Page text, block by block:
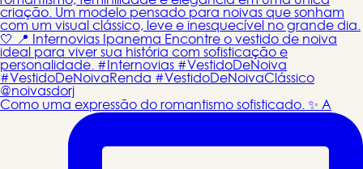
Como uma expressão do romantismo sofisticado. ✨ A